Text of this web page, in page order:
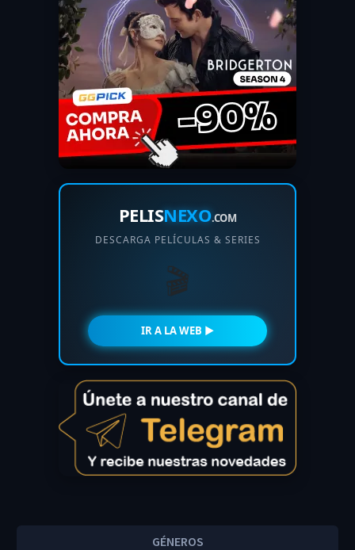
PELISNEXO.COM
DESCARGA PELÍCULAS & SERIES
🎬
IR A LA WEB ►
GÉNEROS